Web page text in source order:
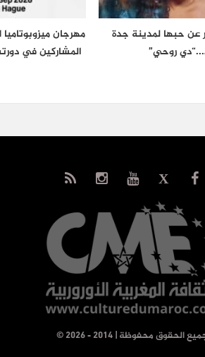
عن حبها لمدينة جدة
روحي”
مهرجان
المشاركين في
الحقوق محفوظة | 2014 - 2026